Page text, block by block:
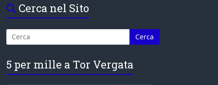
Cerca nel Sito
5 per mille a Tor Vergata